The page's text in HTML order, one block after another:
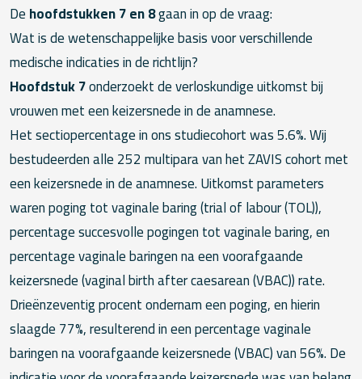
Dehoofdstukken 7 en 8gaan in op de vraag:
Wat is de wetenschappelijke basis voor verschillende
medische indicaties in de richtlijn?
Hoofdstuk 7onderzoekt de verloskundige uitkomst bij
vrouwen met een keizersnede in de anamnese.
Het sectiopercentage in ons studiecohort was 5.6%. Wij
bestudeerden alle 252 multipara van het ZAVIS cohort met
een keizersnede in de anamnese. Uitkomst parameters
waren poging tot vaginale baring (trial of labour (TOL)),
percentage succesvolle pogingen tot vaginale baring, en
percentage vaginale baringen na een voorafgaande
keizersnede (vaginal birth after caesarean (VBAC)) rate.
Drieënzeventig procent ondernam een poging, en hierin
slaagde 77%, resulterend in een percentage vaginale
baringen na voorafgaande keizersnede (VBAC) van 56%. De